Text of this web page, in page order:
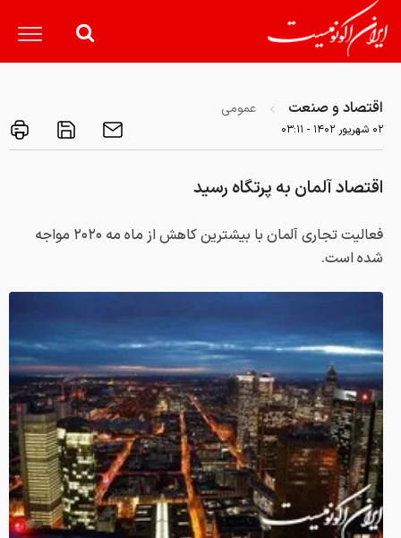
اقتصاد و صنعت عمومی
۰۲ شهريور ۱۴۰۲ - ۰۳:۱۱
اقتصاد آلمان به پرتگاه رسید
فعالیت تجاری آلمان با بیشترین کاهش از ماه مه ۲۰۲۰ مواجه
شده است.